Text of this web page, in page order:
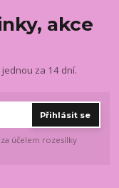
akce
za 14 dní.
Přihlásit se
za účelem rozesílky